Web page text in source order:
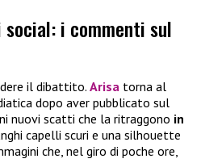
i commenti sul
il dibattito. Arisa torna al
dopo aver pubblicato sul
nuovi scatti che la ritraggono in
capelli scuri e una silhouette
che, nel giro di poche ore,